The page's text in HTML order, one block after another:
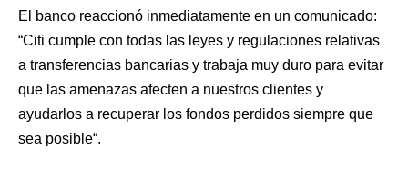
El banco reaccionó inmediatamente en un comunicado:
“Citi cumple con todas las leyes y regulaciones relativas
a transferencias bancarias y trabaja muy duro para evitar
que las amenazas afecten a nuestros clientes y
ayudarlos a recuperar los fondos perdidos siempre que
sea posible“.